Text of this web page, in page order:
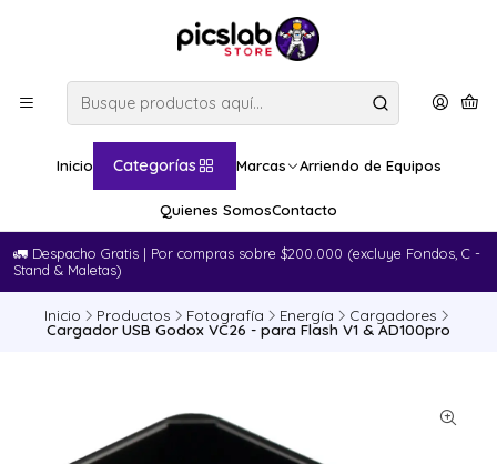
Inicio Categorías Marcas Arriendo de Equipos
Quienes SomosContacto
🚛​ Despacho Gratis | Por compras sobre $200.000 (excluye Fondos, C -
Stand & Maletas)
Inicio Productos Fotografía Energía Cargadores
Cargador USB Godox VC26 - para Flash V1 & AD100pro